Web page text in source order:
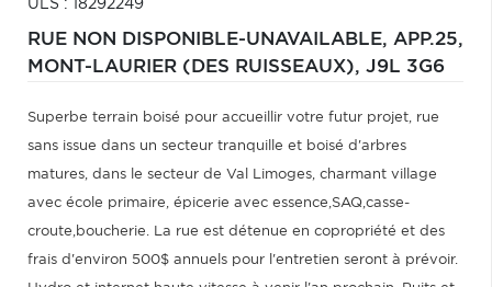
ULS : 18292249
RUE NON DISPONIBLE-UNAVAILABLE, APP.25,
MONT-LAURIER (DES RUISSEAUX), J9L 3G6
Superbe terrain boisé pour accueillir votre futur projet, rue
sans issue dans un secteur tranquille et boisé d'arbres
matures, dans le secteur de Val Limoges, charmant village
avec école primaire, épicerie avec essence,SAQ,casse-
croute,boucherie. La rue est détenue en copropriété et des
frais d'environ 500$ annuels pour l'entretien seront à prévoir.